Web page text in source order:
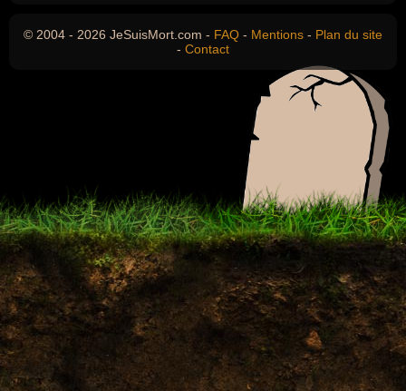
© 2004 - 2026 JeSuisMort.com - FAQ - Mentions - Plan du site
- Contact